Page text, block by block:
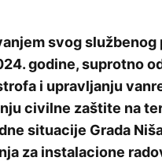
svog
godine, suprotno
i upravljanju
civilne zaštite na
situacije Grada
za instalacione